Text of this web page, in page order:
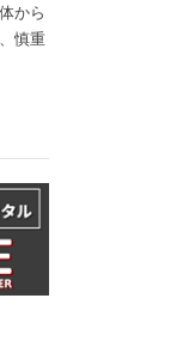
から
慎重